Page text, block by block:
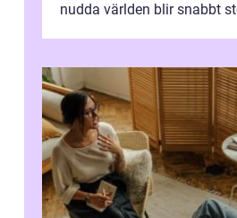
nudda världen blir snabbt